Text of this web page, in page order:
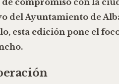
del Ayuntamiento de
, esta edición pone el
.